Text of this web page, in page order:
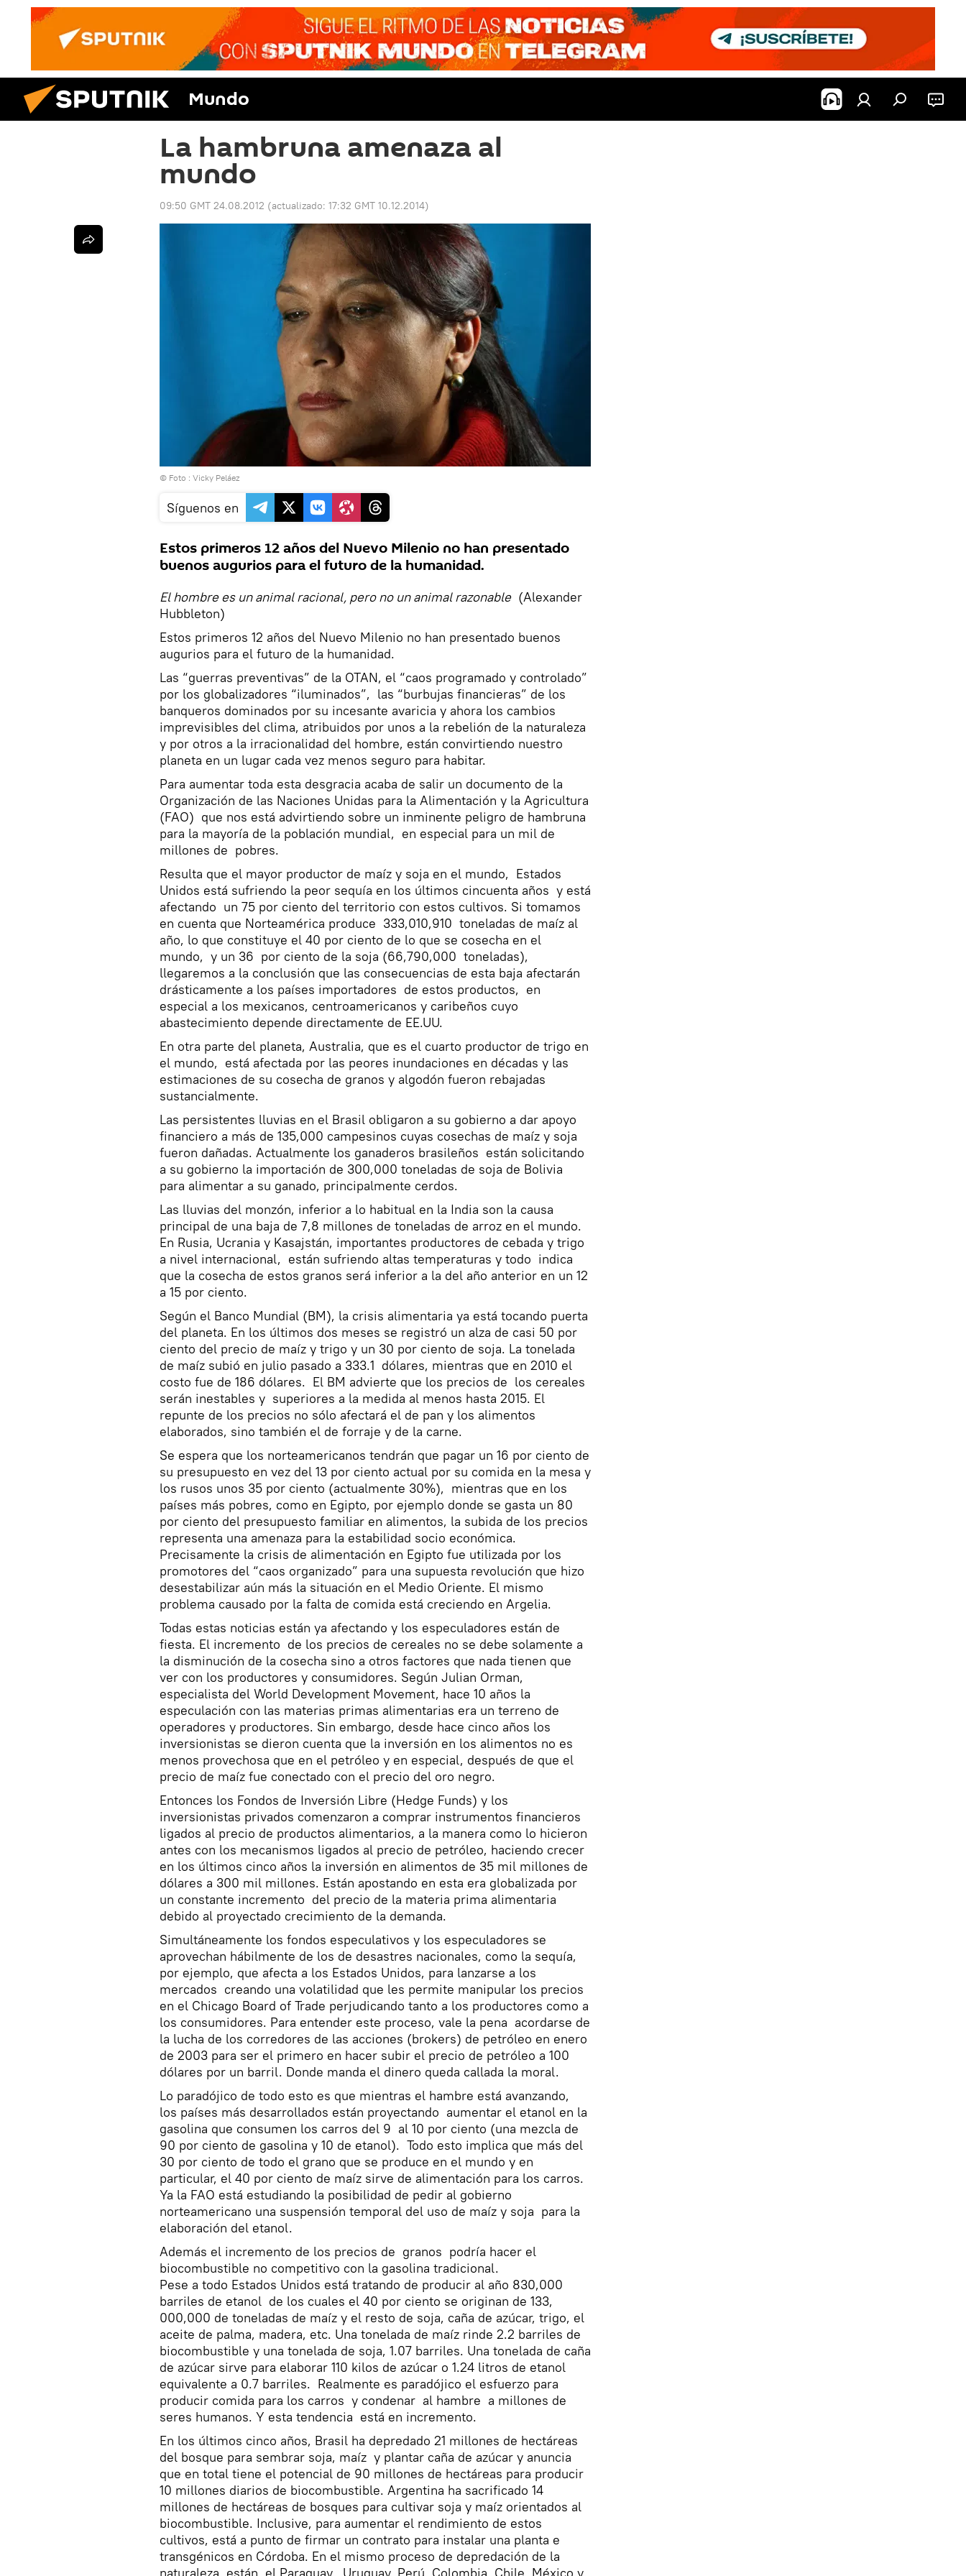
Mundo
La hambruna amenaza al
mundo
09:50 GMT 24.08.2012 (actualizado: 17:32 GMT 10.12.2014)
© Foto : Vicky Peláez
Síguenos en
Estos primeros 12 años del Nuevo Milenio no han presentado
buenos augurios para el futuro de la humanidad.
El hombre es un animal racional, pero no un animal razonable(Alexander
Hubbleton)
Estos primeros 12 años del Nuevo Milenio no han presentado buenos
augurios para el futuro de la humanidad.
Las “guerras preventivas” de la OTAN, el “caos programado y controlado”
por los globalizadores “iluminados”, las “burbujas financieras” de los
banqueros dominados por su incesante avaricia y ahora los cambios
imprevisibles del clima, atribuidos por unos a la rebelión de la naturaleza
y por otros a la irracionalidad del hombre, están convirtiendo nuestro
planeta en un lugar cada vez menos seguro para habitar.
Para aumentar toda esta desgracia acaba de salir un documento de la
Organización de las Naciones Unidas para la Alimentación y la Agricultura
(FAO) que nos está advirtiendo sobre un inminente peligro de hambruna
para la mayoría de la población mundial, en especial para un mil de
millones de pobres.
Resulta que el mayor productor de maíz y soja en el mundo, Estados
Unidos está sufriendo la peor sequía en los últimos cincuenta años y está
afectando un 75 por ciento del territorio con estos cultivos. Si tomamos
en cuenta que Norteamérica produce 333,010,910 toneladas de maíz al
año, lo que constituye el 40 por ciento de lo que se cosecha en el
mundo, y un 36 por ciento de la soja (66,790,000 toneladas),
llegaremos a la conclusión que las consecuencias de esta baja afectarán
drásticamente a los países importadores de estos productos, en
especial a los mexicanos, centroamericanos y caribeños cuyo
abastecimiento depende directamente de EE.UU.
En otra parte del planeta, Australia, que es el cuarto productor de trigo en
el mundo, está afectada por las peores inundaciones en décadas y las
estimaciones de su cosecha de granos y algodón fueron rebajadas
sustancialmente.
Las persistentes lluvias en el Brasil obligaron a su gobierno a dar apoyo
financiero a más de 135,000 campesinos cuyas cosechas de maíz y soja
fueron dañadas. Actualmente los ganaderos brasileños están solicitando
a su gobierno la importación de 300,000 toneladas de soja de Bolivia
para alimentar a su ganado, principalmente cerdos.
Las lluvias del monzón, inferior a lo habitual en la India son la causa
principal de una baja de 7,8 millones de toneladas de arroz en el mundo.
En Rusia, Ucrania y Kasajstán, importantes productores de cebada y trigo
a nivel internacional, están sufriendo altas temperaturas y todo indica
que la cosecha de estos granos será inferior a la del año anterior en un 12
a 15 por ciento.
Según el Banco Mundial (BM), la crisis alimentaria ya está tocando puerta
del planeta. En los últimos dos meses se registró un alza de casi 50 por
ciento del precio de maíz y trigo y un 30 por ciento de soja. La tonelada
de maíz subió en julio pasado a 333.1 dólares, mientras que en 2010 el
costo fue de 186 dólares. El BM advierte que los precios de los cereales
serán inestables y superiores a la medida al menos hasta 2015. El
repunte de los precios no sólo afectará el de pan y los alimentos
elaborados, sino también el de forraje y de la carne.
Se espera que los norteamericanos tendrán que pagar un 16 por ciento de
su presupuesto en vez del 13 por ciento actual por su comida en la mesa y
los rusos unos 35 por ciento (actualmente 30%), mientras que en los
países más pobres, como en Egipto, por ejemplo donde se gasta un 80
por ciento del presupuesto familiar en alimentos, la subida de los precios
representa una amenaza para la estabilidad socio económica.
Precisamente la crisis de alimentación en Egipto fue utilizada por los
promotores del “caos organizado” para una supuesta revolución que hizo
desestabilizar aún más la situación en el Medio Oriente. El mismo
problema causado por la falta de comida está creciendo en Argelia.
Todas estas noticias están ya afectando y los especuladores están de
fiesta. El incremento de los precios de cereales no se debe solamente a
la disminución de la cosecha sino a otros factores que nada tienen que
ver con los productores y consumidores. Según Julian Orman,
especialista del World Development Movement, hace 10 años la
especulación con las materias primas alimentarias era un terreno de
operadores y productores. Sin embargo, desde hace cinco años los
inversionistas se dieron cuenta que la inversión en los alimentos no es
menos provechosa que en el petróleo y en especial, después de que el
precio de maíz fue conectado con el precio del oro negro.
Entonces los Fondos de Inversión Libre (Hedge Funds) y los
inversionistas privados comenzaron a comprar instrumentos financieros
ligados al precio de productos alimentarios, a la manera como lo hicieron
antes con los mecanismos ligados al precio de petróleo, haciendo crecer
en los últimos cinco años la inversión en alimentos de 35 mil millones de
dólares a 300 mil millones. Están apostando en esta era globalizada por
un constante incremento del precio de la materia prima alimentaria
debido al proyectado crecimiento de la demanda.
Simultáneamente los fondos especulativos y los especuladores se
aprovechan hábilmente de los de desastres nacionales, como la sequía,
por ejemplo, que afecta a los Estados Unidos, para lanzarse a los
mercados creando una volatilidad que les permite manipular los precios
en el Chicago Board of Trade perjudicando tanto a los productores como a
los consumidores. Para entender este proceso, vale la pena acordarse de
la lucha de los corredores de las acciones (brokers) de petróleo en enero
de 2003 para ser el primero en hacer subir el precio de petróleo a 100
dólares por un barril. Donde manda el dinero queda callada la moral.
Lo paradójico de todo esto es que mientras el hambre está avanzando,
los países más desarrollados están proyectando aumentar el etanol en la
gasolina que consumen los carros del 9 al 10 por ciento (una mezcla de
90 por ciento de gasolina y 10 de etanol). Todo esto implica que más del
30 por ciento de todo el grano que se produce en el mundo y en
particular, el 40 por ciento de maíz sirve de alimentación para los carros.
Ya la FAO está estudiando la posibilidad de pedir al gobierno
norteamericano una suspensión temporal del uso de maíz y soja para la
elaboración del etanol.
Además el incremento de los precios de granos podría hacer el
biocombustible no competitivo con la gasolina tradicional.
Pese a todo Estados Unidos está tratando de producir al año 830,000
barriles de etanol de los cuales el 40 por ciento se originan de 133,
000,000 de toneladas de maíz y el resto de soja, caña de azúcar, trigo, el
aceite de palma, madera, etc. Una tonelada de maíz rinde 2.2 barriles de
biocombustible y una tonelada de soja, 1.07 barriles. Una tonelada de caña
de azúcar sirve para elaborar 110 kilos de azúcar o 1.24 litros de etanol
equivalente a 0.7 barriles. Realmente es paradójico el esfuerzo para
producir comida para los carros y condenar al hambre a millones de
seres humanos. Y esta tendencia está en incremento.
En los últimos cinco años, Brasil ha depredado 21 millones de hectáreas
del bosque para sembrar soja, maíz y plantar caña de azúcar y anuncia
que en total tiene el potencial de 90 millones de hectáreas para producir
10 millones diarios de biocombustible. Argentina ha sacrificado 14
millones de hectáreas de bosques para cultivar soja y maíz orientados al
biocombustible. Inclusive, para aumentar el rendimiento de estos
cultivos, está a punto de firmar un contrato para instalar una planta e
transgénicos en Córdoba. En el mismo proceso de depredación de la